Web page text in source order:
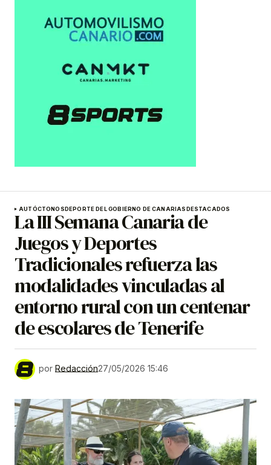
AUTÓCTONOSDEPORTE DEL GOBIERNO DE CANARIASDESTACADOS
La III Semana Canaria de
Juegos y Deportes
Tradicionales refuerza las
modalidades vinculadas al
entorno rural con un centenar
de escolares de Tenerife
por Redacción27/05/2026 15:46